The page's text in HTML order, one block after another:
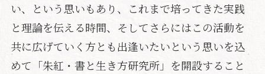
い、という思いもあり、これまで培ってきた実践
と理論を伝える時間、そしてさらにはこの活動を
共に広げていく方とも出逢いたいという思いを込
めて「朱紅・書と生き方研究所」を開設すること